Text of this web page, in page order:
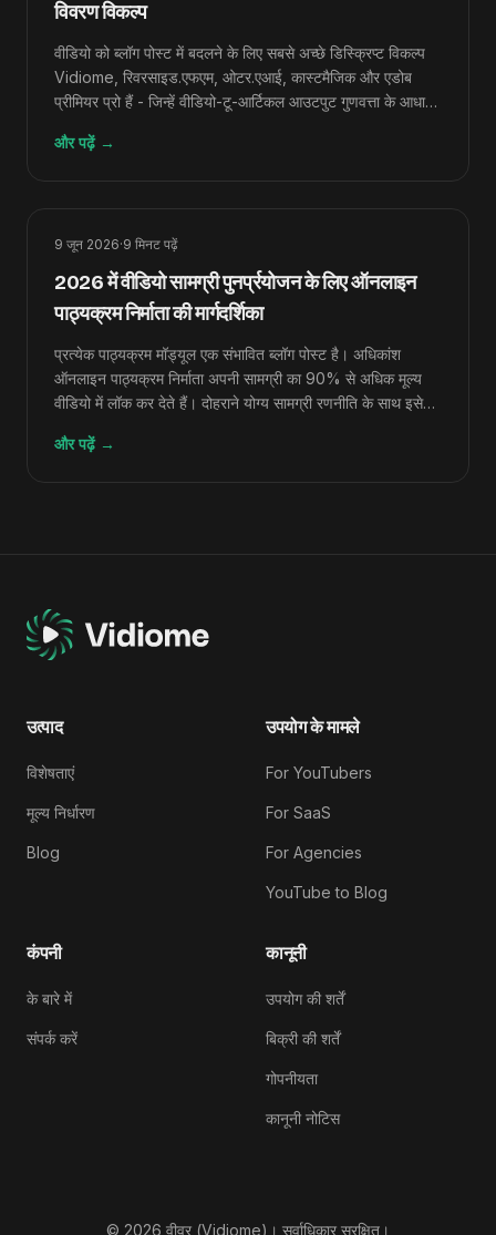
विवरण विकल्प
वीडियो को ब्लॉग पोस्ट में बदलने के लिए सबसे अच्छे डिस्क्रिप्ट विकल्प
Vidiome, रिवरसाइड.एफएम, ओटर.एआई, कास्टमैजिक और एडोब
प्रीमियर प्रो हैं - जिन्हें वीडियो-टू-आर्टिकल आउटपुट गुणवत्ता के आधार
और पढ़ें→
9 जून 2026·9 मिनट पढ़ें
2026 में वीडियो सामग्री पुनर्प्रयोजन के लिए ऑनलाइन
पाठ्यक्रम निर्माता की मार्गदर्शिका
प्रत्येक पाठ्यक्रम मॉड्यूल एक संभावित ब्लॉग पोस्ट है। अधिकांश
ऑनलाइन पाठ्यक्रम निर्माता अपनी सामग्री का 90% से अधिक मूल्य
वीडियो में लॉक कर देते हैं। दोहराने योग्य सामग्री रणनीति के साथ इसे
और पढ़ें→
उत्पाद
विशेषताएं
मूल्य निर्धारण
Blog
उपयोग के मामले
For YouTubers
For SaaS
For Agencies
YouTube to Blog
कंपनी
के बारे में
संपर्क करें
कानूनी
उपयोग की शर्तें
बिक्री की शर्तें
गोपनीयता
कानूनी नोटिस
© 2026 वीवर (Vidiome)। सर्वाधिकार सुरक्षित।